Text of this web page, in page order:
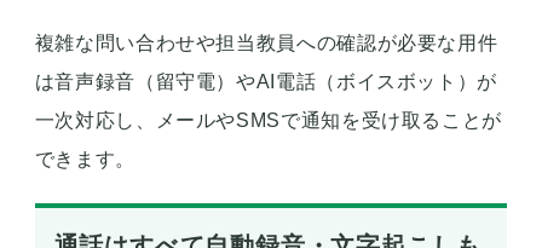
複雑な問い合わせや担当教員への確認が必要な用件
は音声録音（留守電）やAI電話（ボイスボット）が
一次対応し、メールやSMSで通知を受け取ることが
できます。